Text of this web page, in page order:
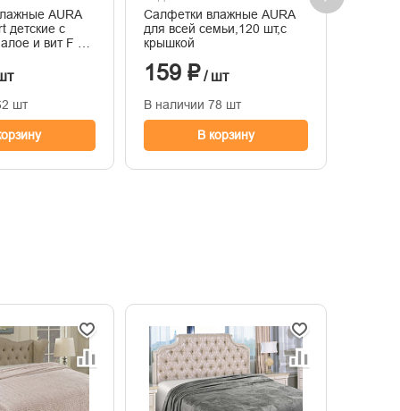
AURA
и вит F с
шт
Салфетки влажные AURA
для всей семьи,120 шт,с
крышкой
159 ₽/ шт
В наличии 78 шт
В корзину